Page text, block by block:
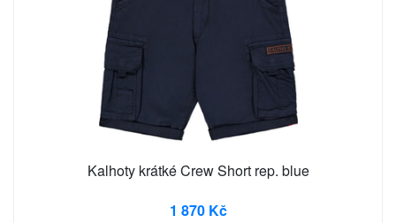
Kalhoty krátké Crew Short rep. blue
1 870 Kč